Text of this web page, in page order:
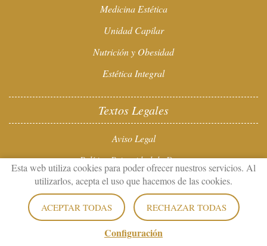
Esta web utiliza cookies para poder ofrecer nuestros servicios. Al
utilizarlos, acepta el uso que hacemos de las cookies.
ACEPTAR TODAS RECHAZAR TODAS
Configuración
Medicina Estética
Unidad Capilar
Nutrición y Obesidad
Estética Integral
Textos Legales
Aviso Legal
Política Privacidad de Datos
Política de Cookies
Configuración de Cookies